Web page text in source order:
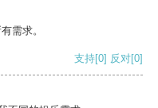
需求。
支持[0] 反对[0]